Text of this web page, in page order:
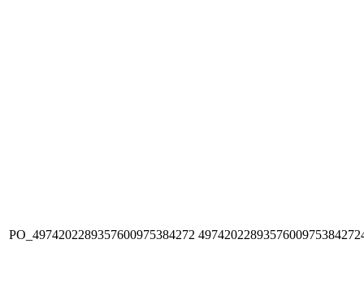
PO_4974202289357600975384272